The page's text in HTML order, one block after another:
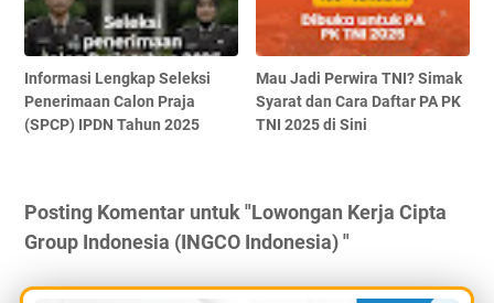
Informasi Lengkap Seleksi
Penerimaan Calon Praja
(SPCP) IPDN Tahun 2025
Mau Jadi Perwira TNI? Simak
Syarat dan Cara Daftar PA PK
TNI 2025 di Sini
Posting Komentar untuk "Lowongan Kerja Cipta
Group Indonesia (INGCO Indonesia) "